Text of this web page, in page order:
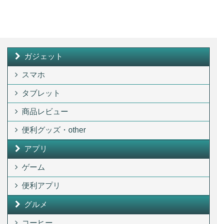
ガジェット
スマホ
タブレット
商品レビュー
便利グッズ・other
アプリ
ゲーム
便利アプリ
グルメ